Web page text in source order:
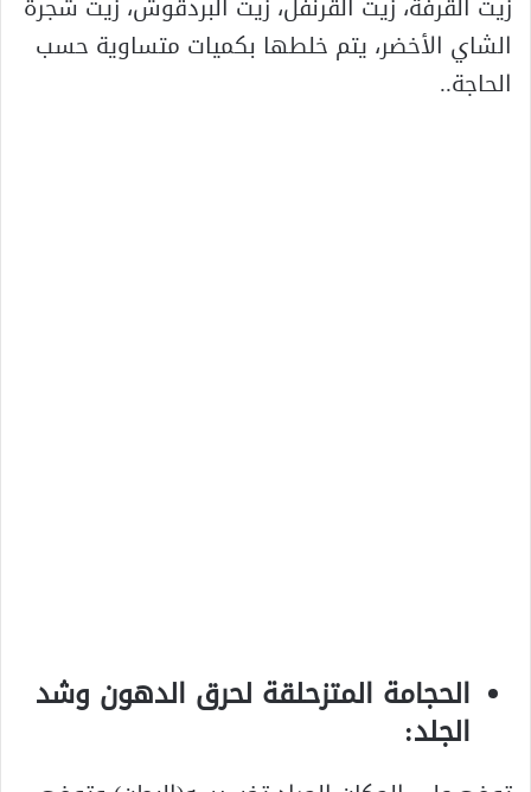
الشاي الأخضر، يتم خلطها بكميات متساوية حسب
الحاجة..
الحجامة المتزحلقة لحرق الدهون وشد
الجلد: